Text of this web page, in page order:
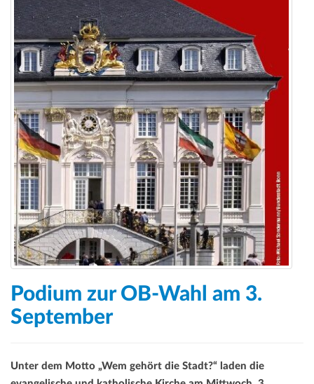
Podium zur OB-Wahl am 3.
September
Unter dem Motto „Wem gehört die Stadt?“ laden die